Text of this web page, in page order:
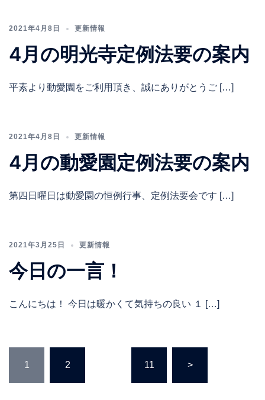
2021年4月8日 更新情報
4月の明光寺定例法要の案内
平素より動愛園をご利用頂き、誠にありがとうご […]
2021年4月8日 更新情報
4月の動愛園定例法要の案内
第四日曜日は動愛園の恒例行事、定例法要会です […]
2021年3月25日 更新情報
今日の一言！
こんにちは！ 今日は暖かくて気持ちの良い １ […]
の
1 2 11 >